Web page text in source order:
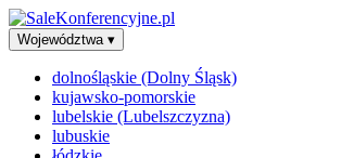
Województwa ▾
dolnośląskie (Dolny Śląsk)
kujawsko-pomorskie
lubelskie (Lubelszczyzna)
lubuskie